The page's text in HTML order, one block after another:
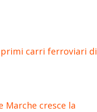
primi carri ferroviari di
Marche cresce la